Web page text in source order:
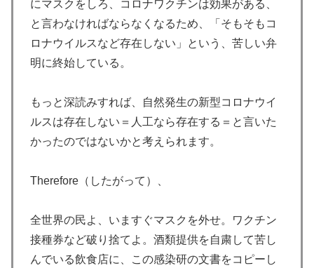
にマスクをしろ、コロナワクチンは効果がある、
と言わなければならなくなるため、「そもそもコ
ロナウイルスなど存在しない」という、苦しい弁
明に終始している。
もっと深読みすれば、自然発生の新型コロナウイ
ルスは存在しない＝人工なら存在する＝と言いた
かったのではないかと考えられます。
Therefore（したがって）、
全世界の民よ、いますぐマスクを外せ。ワクチン
接種券など破り捨てよ。酒類提供を自粛して苦し
んでいる飲食店に、この感染研の文書をコピーし